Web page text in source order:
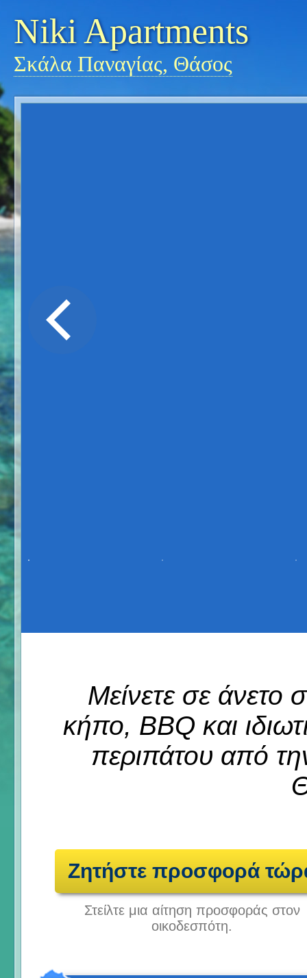
Niki Apartments
Σκάλα Παναγίας, Θάσος
Μείνετε σε άνετο
κήπο, BBQ και
περιπάτου από
Ζητήστε προσφορά
Στείλτε μια αίτηση προσφοράς στον
οικοδεσπότη.